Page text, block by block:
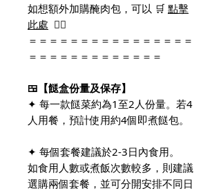
如想額外加購醃肉包，可以 🛒 點擊
此處 👈🏻
＝＝＝＝＝＝＝＝＝＝＝＝＝＝＝＝
＝＝＝＝＝＝＝＝＝＝＝＝＝
🍱【餸盒份量及保存】
✦ 每一款餸菜約為1至2人份量。若4
人用餐，預計使用約4個即煮餸包。
✦ 每個套餐建議於2-3日內食用。
如食用人數或煮飯次數較多，則建議
選購兩個套餐，並可分開安排不同日